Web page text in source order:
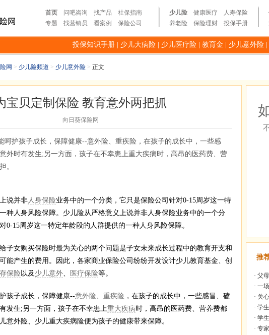
首页 问吧咨询 找产品
社保指南
专题
找营销员 看案例 保险公司
少儿险 健康医疗
人寿保险
养老险
保险理财 投保手册
投保知识手册 少儿大病险 少儿医疗险 教育金 少儿意外险
网 > 少儿险频道 > 少儿意外险 > 正文
宝贝定制保险 教育意外两把抓
向日葵保险网
呵护孩子成长，保障健康--意外险、重疾险，在孩子的成长中，一些感
外时有发生;另一方面，孩子在不幸患上重大疾病时，高昂的医药费、营
。
说并非人身保险业务中的一个分类，它只是保险公司针对0-15周岁这一特
种人身风险保障。少儿险从严格意义上说并非人身保险业务中的一个分
0-15周岁这一特定年龄段的人群提供的一种人身风险保障。
女购买保险时最为关心的两个问题是子女未来成长过程中的教育开支和
能产生的费用。因此，各家商业保险公司纷纷开发设计少儿教育基金、创
保险以及 少儿意外、 医疗保险等。
子成长，保障健康--意外险、 重疾险 ，在孩子的成长中，一些感冒、磕
发生;另一方面，孩子在不幸患上重大疾病时，高昂的医药费、营养费都
意外险、少儿重大疾病险便为孩子的健康带来保障。
推
· 父
· 一
· 关
· 学
· 学
· 专